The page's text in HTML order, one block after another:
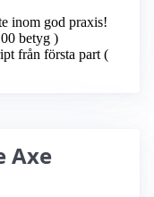
inom god praxis!
betyg )
från första part (
Axe